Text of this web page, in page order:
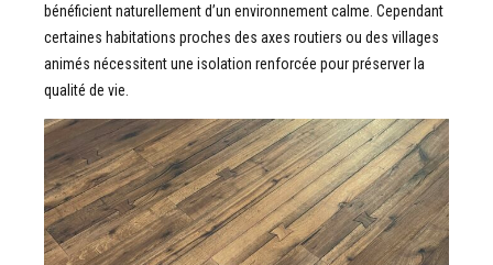
bénéficient naturellement d’un environnement calme. Cependant
certaines habitations proches des axes routiers ou des villages
animés nécessitent une isolation renforcée pour préserver la
qualité de vie.